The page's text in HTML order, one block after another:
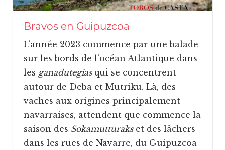
Bravos en Guipuzcoa
L’année 2023 commence par une balade
sur les bords de l’océan Atlantique dans
les ganadutegiasqui se concentrent
autour de Deba et Mutriku. Là, des
vaches aux origines principalement
navarraises, attendent que commence la
saison des Sokamutturakset des lâchers
dans les rues de Navarre, du Guipuzcoa